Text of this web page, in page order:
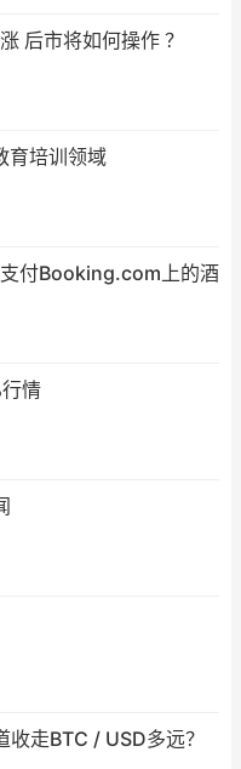
后市将如何操作 ？
育培训领域
付Booking.com上的酒
行情
走BTC / USD多远？